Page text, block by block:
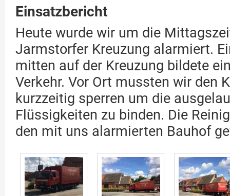
Einsatzbericht
Heute wurde wir um die
Jarmstorfer Kreuzung alarmiert.
mitten auf der Kreuzung bildete
Verkehr. Vor Ort mussten wir den
kurzzeitig sperren um die
Flüssigkeiten zu binden. Die
den mit uns alarmierten Bauhof